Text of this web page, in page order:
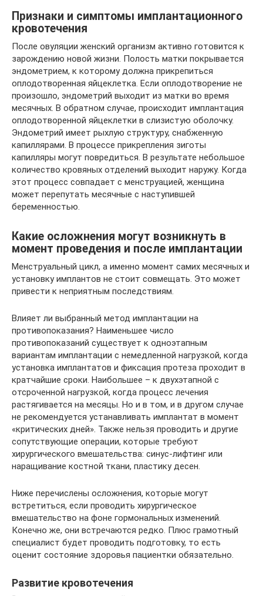
Признаки и симптомы имплантационного
кровотечения
После овуляции женский организм активно готовится к
зарождению новой жизни. Полость матки покрывается
эндометрием, к которому должна прикрепиться
оплодотворенная яйцеклетка. Если оплодотворение не
произошло, эндометрий выходит из матки во время
месячных. В обратном случае, происходит имплантация
оплодотворенной яйцеклетки в слизистую оболочку.
Эндометрий имеет рыхлую структуру, снабженную
капиллярами. В процессе прикрепления зиготы
капилляры могут повредиться. В результате небольшое
количество кровяных отделений выходит наружу. Когда
этот процесс совпадает с менструацией, женщина
может перепутать месячные с наступившей
беременностью.
Какие осложнения могут возникнуть в
момент проведения и после имплантации
Менструальный цикл, а именно момент самих месячных и
установку имплантов не стоит совмещать. Это может
привести к неприятным последствиям.
Влияет ли выбранный метод имплантации на
противопоказания? Наименьшее число
противопоказаний существует к одноэтапным
вариантам имплантации с немедленной нагрузкой, когда
установка имплантатов и фиксация протеза проходит в
кратчайшие сроки. Наибольшее – к двухэтапной с
отсроченной нагрузкой, когда процесс лечения
растягивается на месяцы. Но и в том, и в другом случае
не рекомендуется устанавливать имплантат в момент
«критических дней». Также нельзя проводить и другие
сопутствующие операции, которые требуют
хирургического вмешательства: синус-лифтинг или
наращивание костной ткани, пластику десен.
Ниже перечислены осложнения, которые могут
встретиться, если проводить хирургическое
вмешательство на фоне гормональных изменений.
Конечно же, они встречаются редко. Плюс грамотный
специалист будет проводить подготовку, то есть
оценит состояние здоровья пациентки обязательно.
Развитие кровотечения